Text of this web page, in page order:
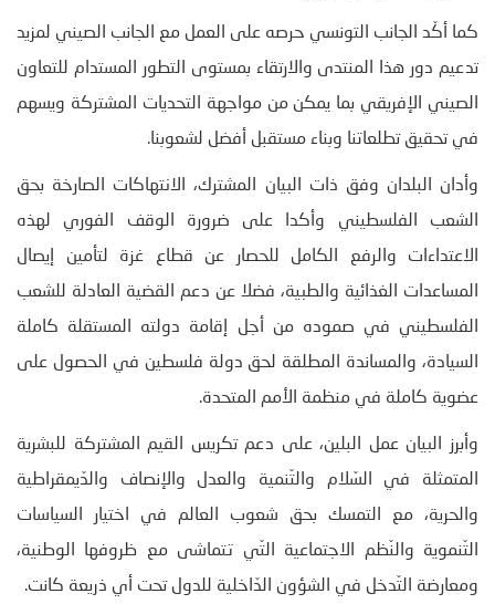
كما أكّد الجانب التونسي حرصه على العمل مع الجانب الصيني لمزيد
تدعيم دور هذا المنتدى والارتقاء بمستوى التطور المستدام للتعاون
الصيني الإفريقي بما يمكن من مواجهة التحديات المشتركة ويسهم
في تحقيق تطلعاتنا وبناء مستقبل أفضل لشعوبنا.
وأدان البلدان وفق ذات البيان المشترك، الانتهاكات الصارخة بحق
الشعب الفلسطيني وأكدا على ضرورة الوقف الفوري لهذه
الاعتداءات والرفع الكامل للحصار عن قطاع غزة لتأمين إيصال
المساعدات الغذائية والطبية، فضلا عن دعم القضية العادلة للشعب
الفلسطيني في صموده من أجل إقامة دولته المستقلة كاملة
السيادة، والمساندة المطلقة لحق دولة فلسطين في الحصول على
عضوية كاملة في منظمة الأمم المتحدة.
وأبرز البيان عمل البلين، على دعم تكريس القيم المشتركة للبشرية
المتمثلة في السّلام والتّنمية والعدل والإنصاف والدّيمقراطية
والحرية، مع التمسك بحق شعوب العالم في اختيار السياسات
التّنموية والنّظم الاجتماعية التّي تتماشى مع ظروفها الوطنية،
ومعارضة التّدخل في الشؤون الدّاخلية للدول تحت أي ذريعة كانت.